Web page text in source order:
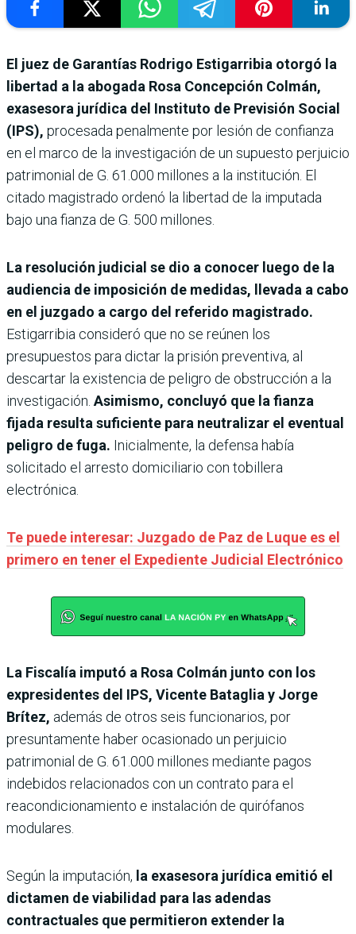
El juez de Garantías Rodrigo Estigarribia otorgó la
libertad a la abogada Rosa Concepción Colmán,
exasesora jurídica del Instituto de Previsión Social
(IPS), procesada penalmente por lesión de confianza
en el marco de la investigación de un supuesto perjuicio
patrimonial de G. 61.000 millones a la institución. El
citado magistrado ordenó la libertad de la imputada
bajo una fianza de G. 500 millones.
La resolución judicial se dio a conocer luego de la
audiencia de imposición de medidas, llevada a cabo
en el juzgado a cargo del referido magistrado.
Estigarribia consideró que no se reúnen los
presupuestos para dictar la prisión preventiva, al
descartar la existencia de peligro de obstrucción a la
investigación. Asimismo, concluyó que la fianza
fijada resulta suficiente para neutralizar el eventual
peligro de fuga. Inicialmente, la defensa había
solicitado el arresto domiciliario con tobillera
electrónica.
Te puede interesar: Juzgado de Paz de Luque es el
primero en tener el Expediente Judicial Electrónico
La Fiscalía imputó a Rosa Colmán junto con los
expresidentes del IPS, Vicente Bataglia y Jorge
Brítez, además de otros seis funcionarios, por
presuntamente haber ocasionado un perjuicio
patrimonial de G. 61.000 millones mediante pagos
indebidos relacionados con un contrato para el
reacondicionamiento e instalación de quirófanos
modulares.
Según la imputación, la exasesora jurídica emitió el
dictamen de viabilidad para las adendas
contractuales que permitieron extender la